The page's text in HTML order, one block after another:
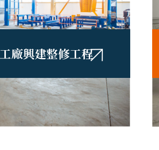
工廠興建整修工程